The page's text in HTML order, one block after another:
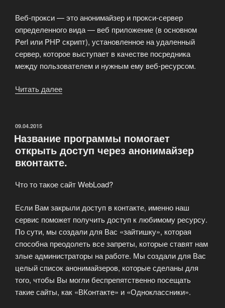
Веб-прокси — это анонимайзер и прокси-сервер
определенного вида — веб приложение (в основном
Perl или PHP скрипт), установленное на удаленный
сервер, которое выступает в качестве посредника
между пользователем и нужным ему веб-ресурсом.
Читать далее
ОПУБЛИКОВАНО
09.04.2015
Название программы помогает
открыть доступ через анонимайзер
вконтакте.
Что то такое сайт WebLoad?
Если Вам закрыли доступ в контакте, именно наш
сервис поможет получить доступ к любимому ресурсу.
По сути, мы создали для Вас «зайтишку», которая
способна преодолеть все запреты, которые ставят нам
злые администраторы на работе. Мы создали для Вас
целый список анонимайзеров, которые сделаны для
того, чтобы Вы могли беспрепятственно посещать
такие сайты, как «ВКонтакте» и «Одноклассники».